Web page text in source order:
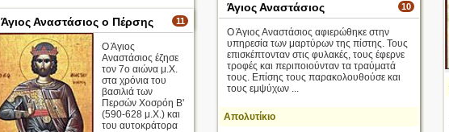
περισσότερα >
10
Άγιος Αναστάσιος
Ο Άγιος Αναστάσιος αφιερώθηκε στην
υπηρεσία των μαρτύρων της πίστης. Τους
επισκέπτονταν στις φυλακές, τους έφερνε
τροφές και περιποιούνταν τα τραύματά
τους. Επίσης τους παρακολουθούσε και
τους εμψύχων ...
Απολυτίκιο
11
Άγιος Αναστάσιος ο Πέρσης
Ο Άγιος
Αναστάσιος έζησε
τον 7ο αιώνα μ.Χ.
στα χρόνια του
βασιλιά των
Περσών Χοσρόη Β'
(590-628 μ.Χ.) και
του αυτοκράτορα